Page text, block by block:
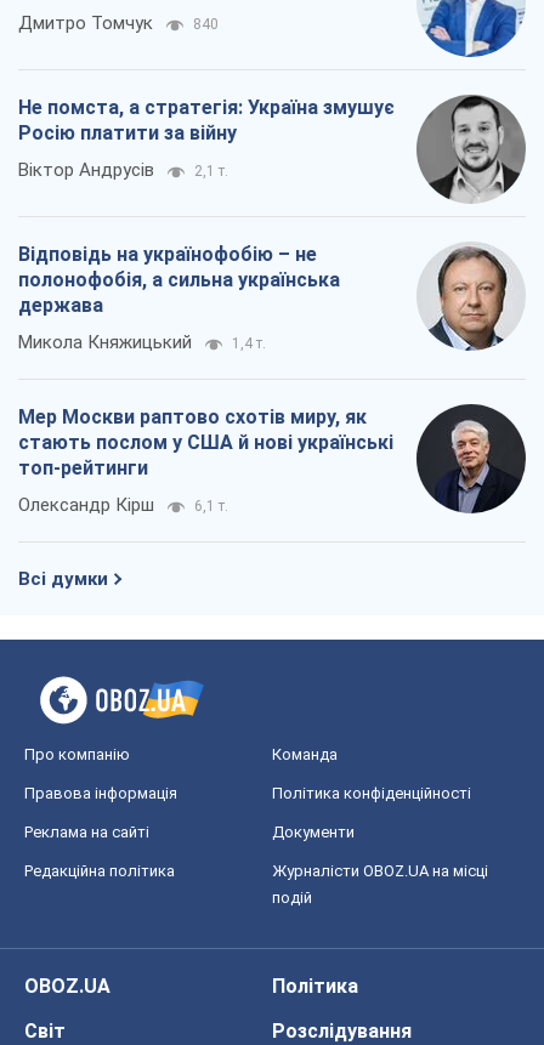
Дмитро Томчук 840
Не помста, а стратегія: Україна змушує
Росію платити за війну
Віктор Андрусів 2,1 т.
Відповідь на українофобію – не
полонофобія, а сильна українська
держава
Микола Княжицький 1,4 т.
Мер Москви раптово схотів миру, як
стають послом у США й нові українські
топ-рейтинги
Олександр Кірш 6,1 т.
Всі думки
Про компанію Команда
Правова інформація Політика конфіденційності
Реклама на сайті Документи
Редакційна політика
Журналісти OBOZ.UA на місці
подій
OBOZ.UA
Політика
Світ
Розслідування